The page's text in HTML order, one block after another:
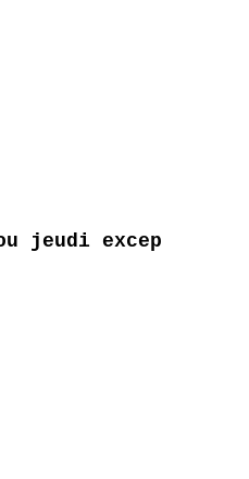
jeudi excep